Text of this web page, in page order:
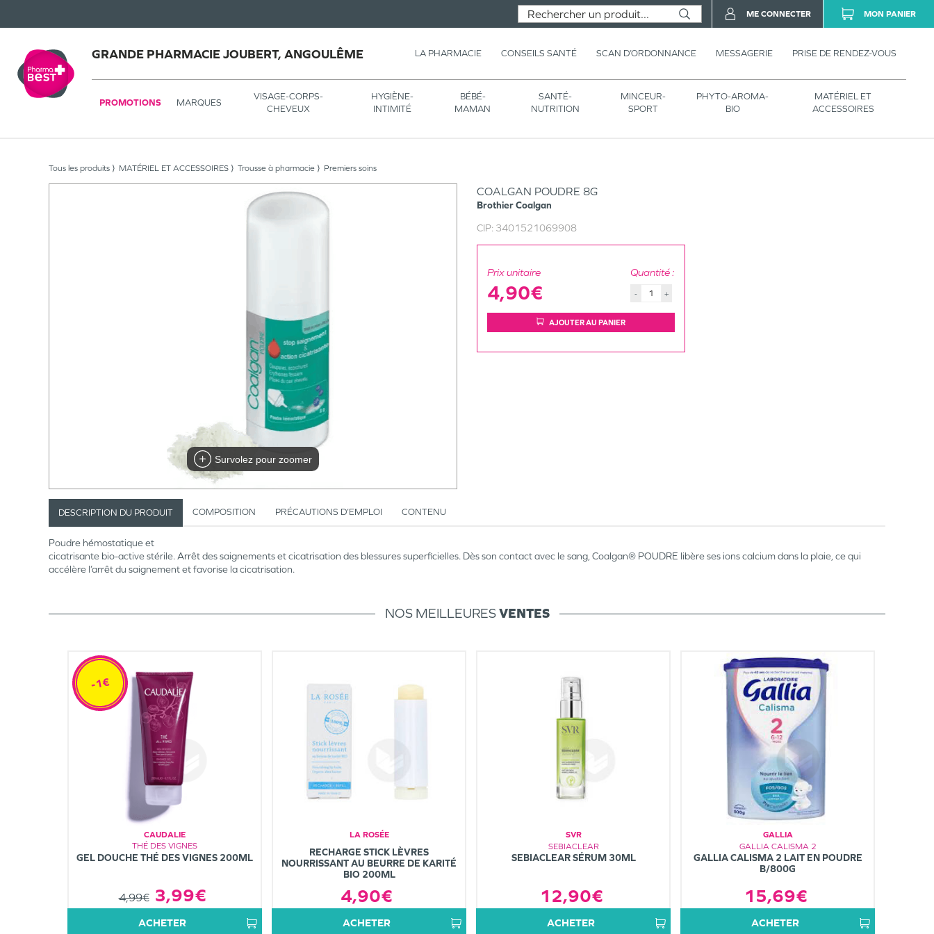
GRANDE PHARMACIE JOUBERT, ANGOULÊME LA PHARMACIE CONSEILS SANTÉ SCAN D’ORDONNANCE MESSAGERIE PRISE DE RENDEZ-VOUS
PROMOTIONS MARQUES
VISAGE-CORPS-
CHEVEUX
HYGIÈNE-
INTIMITÉ
BÉBÉ-
MAMAN
SANTÉ-
NUTRITION
MINCEUR-
SPORT
PHYTO-AROMA-
BIO
MATÉRIEL ET
ACCESSOIRES
ME CONNECTER MON PANIER
Tous les produits MATÉRIEL ET ACCESSOIRES Trousse à pharmacie Premiers soins
Survolez pour zoomer
COALGAN POUDRE 8G
BrothierCoalgan
CIP: 3401521069908
Prix unitaire
4,90€
Quantité :
- +
AJOUTER AU PANIER
DESCRIPTION DU PRODUIT COMPOSITION PRÉCAUTIONS D’EMPLOI CONTENU
Poudre hémostatique et
cicatrisante bio-active stérile. Arrêt des saignements et cicatrisation des blessures superficielles. Dès son contact avec le sang, Coalgan® POUDRE libère ses ions calcium dans la plaie, ce qui
accélère l’arrêt du saignement et favorise la cicatrisation.
NOS MEILLEURESVENTES
CAUDALIE
THÉ DES VIGNES
GEL DOUCHE THÉ DES VIGNES 200ML
4,99€ 3,99€
-1€
ACHETER
LA ROSÉE
RECHARGE STICK LÈVRES
NOURRISSANT AU BEURRE DE KARITÉ
BIO 200ML
4,90€
ACHETER
SVR
SEBIACLEAR
SEBIACLEAR SÉRUM 30ML
12,90€
ACHETER
GALLIA
GALLIA CALISMA 2
GALLIA CALISMA 2 LAIT EN POUDRE
B/800G
15,69€
ACHETER